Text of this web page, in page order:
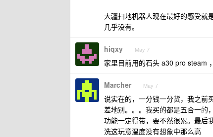
大疆扫地机器人现在最好的感受就
几乎没有。
hiqxy May 7
家里目前用的石头 a30 pro steam
Marcher May 7
说实在的，一分钱一分货，我之前
差地别。。。我买的都是五合一的
功能一定得带，要不然很累。最后
洗这玩意温度没有想象中那么高